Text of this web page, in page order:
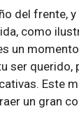
del frente, y
como
un
ser querido,
Este
un gran